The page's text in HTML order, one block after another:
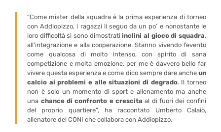
“Come mister della squadra è la prima esperienza di torneo
con Addiopizzo, i ragazzi li seguo da un po’ e nonostante le
loro difficoltà si sono dimostratiinclini al gioco di squadra,
all’integrazione e alla cooperazione. Stanno vivendo l’evento
come qualcosa di molto intenso, con spirito di sana
competizione e molta emozione, per me è davvero bello far
vivere questa esperienza e come dico sempre dare anche un
calcio ai problemi e alle situazioni di degrado. Il torneo
non è solo un momento di sport e allenamento ma anche
una chance di confronto e crescita al di fuori dei confini
del proprio quartiere”, ha raccontato Umberto Calaiò,
allenatore del CONI che collabora con Addiopizzo.